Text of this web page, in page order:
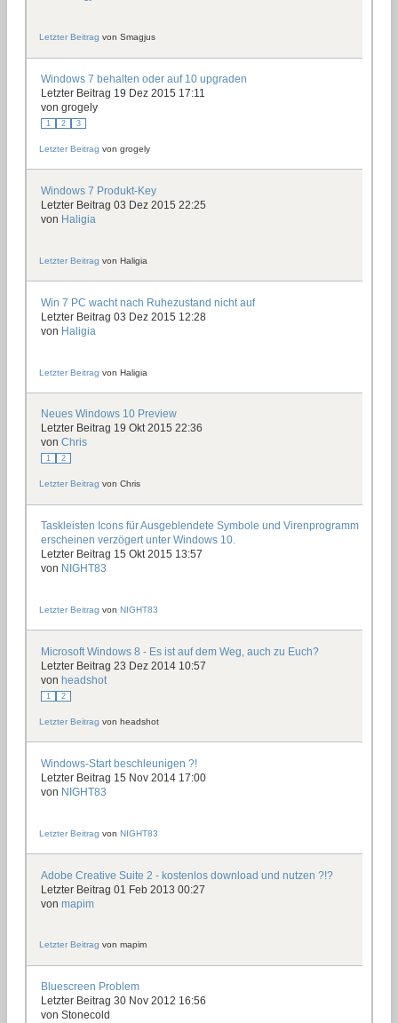
Letzter Beitrag vonSmagjus
Windows 7 behalten oder auf 10 upgraden
Letzter Beitrag 19 Dez 2015 17:11
von grogely
1 2 3
Letzter Beitrag vongrogely
Windows 7 Produkt-Key
Letzter Beitrag 03 Dez 2015 22:25
von Haligia
Letzter Beitrag vonHaligia
Win 7 PC wacht nach Ruhezustand nicht auf
Letzter Beitrag 03 Dez 2015 12:28
von Haligia
Letzter Beitrag vonHaligia
Neues Windows 10 Preview
Letzter Beitrag 19 Okt 2015 22:36
von Chris
1 2
Letzter Beitrag vonChris
Taskleisten Icons für Ausgeblendete Symbole und Virenprogramm
erscheinen verzögert unter Windows 10.
Letzter Beitrag 15 Okt 2015 13:57
von NIGHT83
Letzter Beitrag vonNIGHT83
Microsoft Windows 8 - Es ist auf dem Weg, auch zu Euch?
Letzter Beitrag 23 Dez 2014 10:57
von headshot
1 2
Letzter Beitrag vonheadshot
Windows-Start beschleunigen ?!
Letzter Beitrag 15 Nov 2014 17:00
von NIGHT83
Letzter Beitrag vonNIGHT83
Adobe Creative Suite 2 - kostenlos download und nutzen ?!?
Letzter Beitrag 01 Feb 2013 00:27
von mapim
Letzter Beitrag vonmapim
Bluescreen Problem
Letzter Beitrag 30 Nov 2012 16:56
von Stonecold